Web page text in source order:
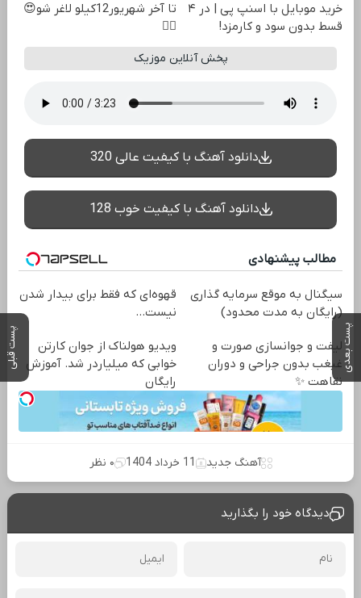
پست بعدی پست قبلی
خرید موبایل با اسنپ پی | در ۴
قسط بدون سود و کارمزد!
تا آخر شهریور12کیلو لاغر شو😍
👌🏻
پخش آنلاین موزیک
دانلود آهنگ با کیفیت عالی 320
دانلود آهنگ با کیفیت خوب 128
مطالب پیشنهادی
سیگنال به موقع سرمایه گذاری
(رایگان به مدت محدود)
قهوه‌ای که فقط برای بیدار شدن
نیست...
لیفت و جوانسازی صورت و
غبغب بدون جراحی و دوران
نقاهت ✨
ویدیو هولناک از جوان کارتن
خوابی که میلیاردر شد. آموزش
رایگان
آهنگ جدید 11 خرداد 1404 ۰ نظر
دیدگاه خود را بگذارید